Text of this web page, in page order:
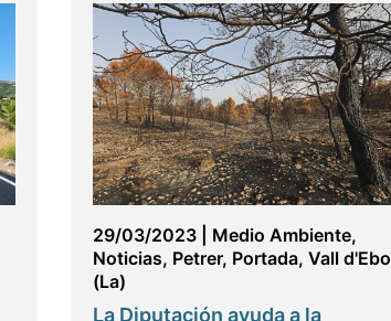
29/03/2023| Medio Ambiente,
Noticias, Petrer, Portada, Vall d'Ebo
(La)
La Diputación ayuda a la